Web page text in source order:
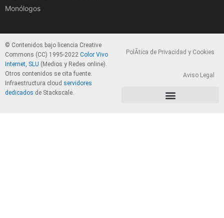
Monólogos
© Contenidos bajo licencia Creative
Commons (CC) 1995-2022 Color Vivo
Internet, SLU (Medios y Redes online).
Otros contenidos se cita fuente.
Infraestructura cloud servidores
dedicados de Stackscale.
PolÃ­tica de Privacidad y Cookies
Aviso Legal